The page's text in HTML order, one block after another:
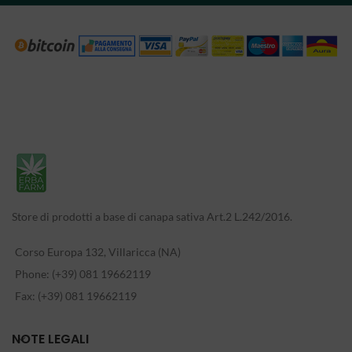
Store di prodotti a base di canapa sativa Art.2 L.242/2016.
Corso Europa 132, Villaricca (NA)
Phone: (+39) 081 19662119
Fax: (+39) 081 19662119
NOTE LEGALI